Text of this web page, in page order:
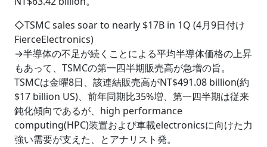
◇TSMC sales soar to nearly $17B in 1Q (4月9日付け
FierceElectronics)
→半導体の不足が続くことによる平均半導体価格の上昇
もあって、TSMCの第一四半期販売高が急増の旨。
TSMCは金曜8日、該連結販売高がNT$491.08 billion(約
$17 billion US)、前年同期比35%増、第一四半期は従来
鈍化傾向であるが、high performance
computing(HPC)装置および車載electronicsに向けた力
強い需要が支えた、とアナリスト発。